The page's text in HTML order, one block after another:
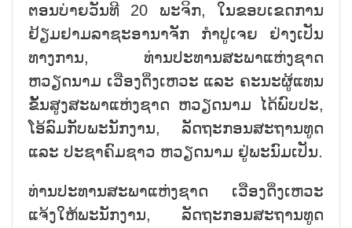
ຕອນບ່າຍວັນທີ 20 ພະຈິກ, ໃນຂອບເຂດການ
ຢ້ຽມຢາມລາຊະອານາຈັກ ກຳປູເຈຍ ຢ່າງເປັນ
ທາງການ, ທ່ານປະທານສະພາແຫ່ງຊາດ
ຫວຽດນາມ ເວືອງດິ່ງເຫວະ ແລະ ຄະນະຜູ້ແທນ
ຂັ້ນສູງສະພາແຫ່ງຊາດ ຫວຽດນາມ ໄດ້ພົບປະ,
ໂອ້ລົມກັບພະນັກງານ, ລັດຖະກອນສະຖານທູດ
ແລະ ປະຊາຄົມຊາວ ຫວຽດນາມ ຢູ່ພະນົມເປັນ.
ທ່ານປະທານສະພາແຫ່ງຊາດ ເວືອງດິ່ງເຫວະ
ແຈ້ງໃຫ້ພະນັກງານ, ລັດຖະກອນສະຖານທູດ